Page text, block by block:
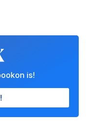
is!